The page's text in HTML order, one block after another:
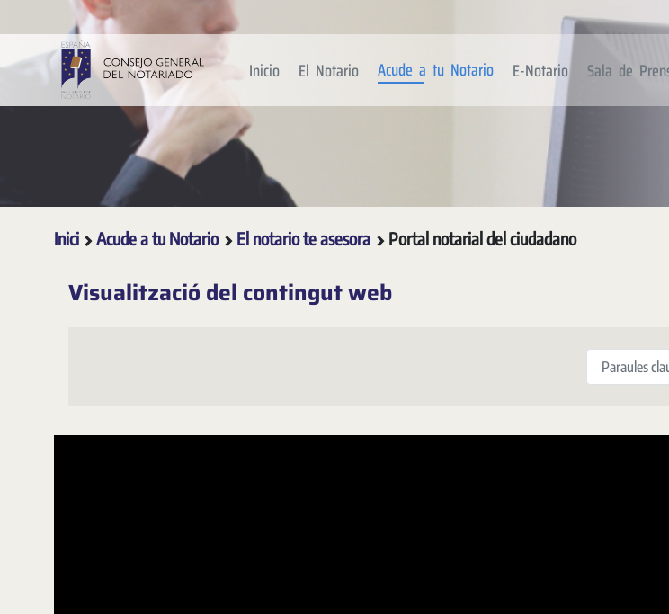
Salta al contingut principal
Inicio El Notario Acude a tu Notario E-Notario Sala de
Inici Acude a tu Notario El notario te asesora Portal notarial del ciudadano
Visualització del contingut web
Paraules clau